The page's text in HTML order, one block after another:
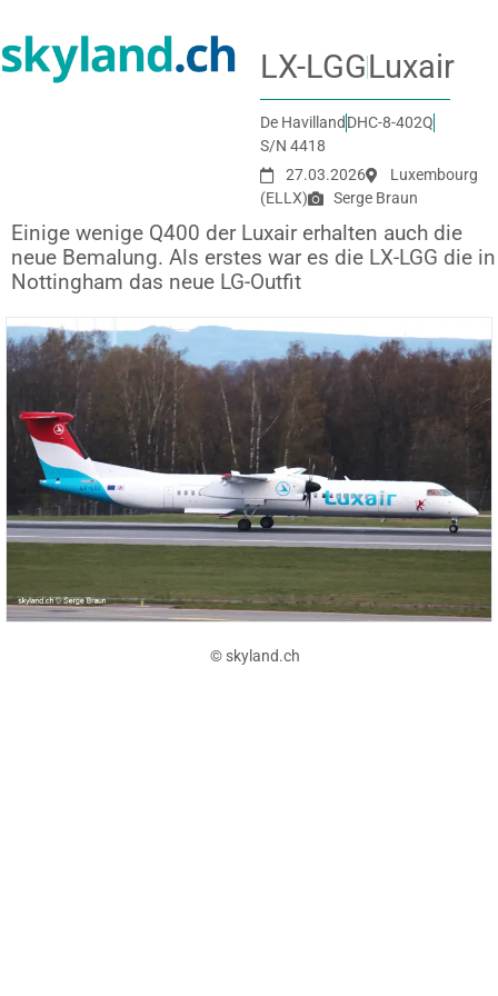
LX-LGGLuxair
De Havilland DHC-8-402Q
S/N 4418
27.03.2026
Luxembourg
(ELLX)
Serge Braun
Einige wenige Q400 der Luxair erhalten auch die
neue Bemalung. Als erstes war es die LX-LGG die in
Nottingham das neue LG-Outfit
© skyland.ch